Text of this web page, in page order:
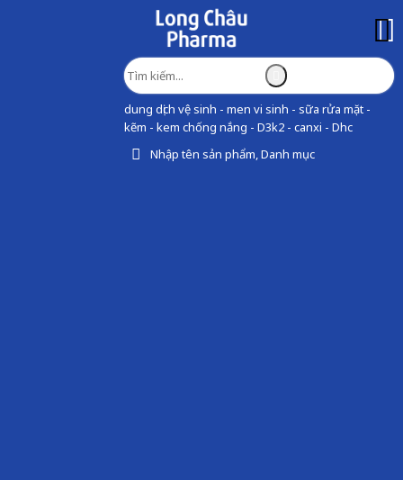
dung dịch vệ sinh - men vi sinh - sữa rửa mặt -
kẽm - kem chống nắng - D3k2 - canxi - Dhc
Nhập tên sản phẩm, Danh mục